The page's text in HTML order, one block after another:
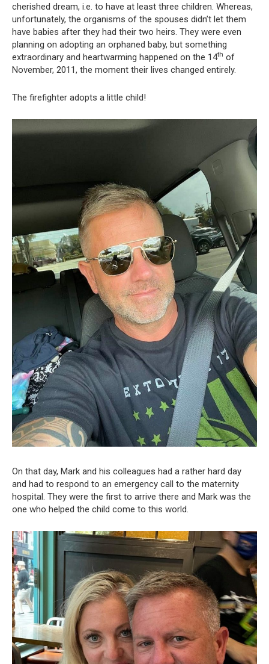
cherished dream, i.e. to have at least three children. Whereas,
unfortunately, the organisms of the spouses didn’t let them
have babies after they had their two heirs. They were even
planning on adopting an orphaned baby, but something
extraordinary and heartwarming happened on the 14th of
November, 2011, the moment their lives changed entirely.
The firefighter adopts a little child!
On that day, Mark and his colleagues had a rather hard day
and had to respond to an emergency call to the maternity
hospital. They were the first to arrive there and Mark was the
one who helped the child come to this world.